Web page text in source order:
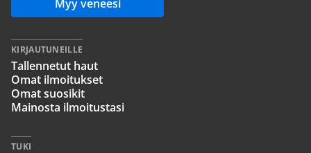
Myy veneesi
KIRJAUTUNEILLE
Tallennetut haut
Omat ilmoitukset
Omat suosikit
Mainosta ilmoitustasi
TUKI